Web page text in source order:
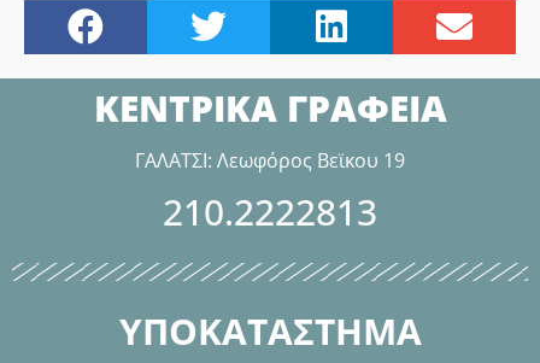
ΚΕΝΤΡΙΚΑ ΓΡΑΦΕΙΑ
ΓΑΛΑΤΣΙ: Λεωφόρος Βεϊκου 19
210.2222813
ΥΠΟΚΑΤΑΣΤΗΜΑ